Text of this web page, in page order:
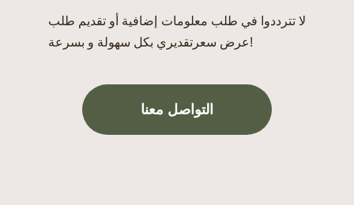
لا تترددوا في طلب معلومات إضافية أو تقديم طلب
عرض سعرتقديري بكل سهولة و بسرعة!
التواصل معنا